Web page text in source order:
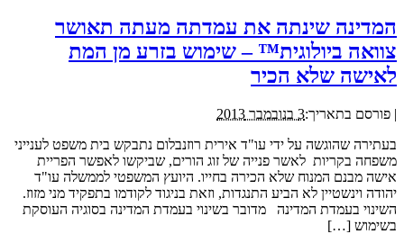
המדינה שינתה את עמדתה מעתה תאושר
צוואה ביולוגית™ – שימוש בזרע מן המת
לאישה שלא הכיר
| פורסם בתאריך:3 בנובמבר 2013
בעתירה שהוגשה על ידי עו"ד אירית רוזנבלום נתבקש בית משפט לענייני
משפחה בקריות לאשר פנייה של זוג הורים, שביקשו לאפשר הפריית
אישה מבנם המנוח שלא הכירה בחייו. היועץ המשפטי לממשלה עו"ד
יהודה וינשטיין לא הביע התנגדות, וזאת בניגוד לקודמו בתפקיד מני מזוז.
השינוי בעמדת המדינה מדובר בשינוי בעמדת המדינה בסוגיה העוסקת
בשימוש […]